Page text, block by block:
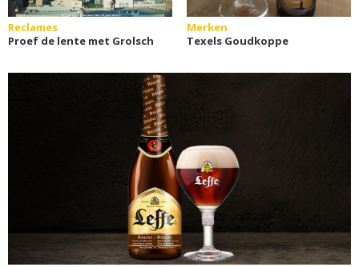
Reclames
Proef de lente met Grolsch
Merken
Texels Goudkoppe